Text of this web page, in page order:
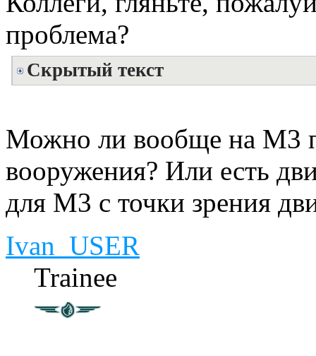
проблема?
Скрытый текст
Можно ли вообще на М3
вооружения? Или есть
для М3 с точки зрения
Ivan_USER
Trainee